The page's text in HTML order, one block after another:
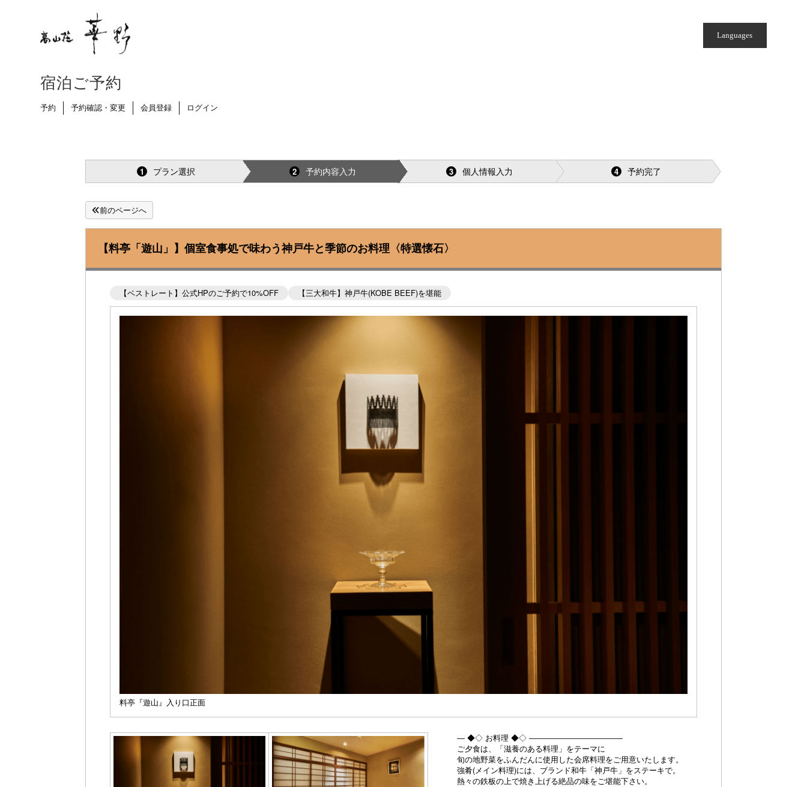
Languages
宿泊ご予約
予約 予約確認・変更 会員登録 ログイン
1 プラン選択 2 予約内容入力 3 個人情報入力 4 予約完了
前のページへ
【料亭「遊山」】個室食事処で味わう神戸牛と季節のお料理〈特選懐石〉
【ベストレート】公式HPのご予約で10%OFF 【三大和牛】神戸牛(KOBE BEEF)を堪能
料亭『遊山』入り口正面
― ◆◇ お料理 ◆◇ ――――――――――――
ご夕食は、「滋養のある料理」をテーマに
旬の地野菜をふんだんに使用した会席料理をご用意いたします。
強肴(メイン料理)には、ブランド和牛「神戸牛」をステーキで。
熱々の鉄板の上で焼き上げる絶品の味をご堪能下さい。